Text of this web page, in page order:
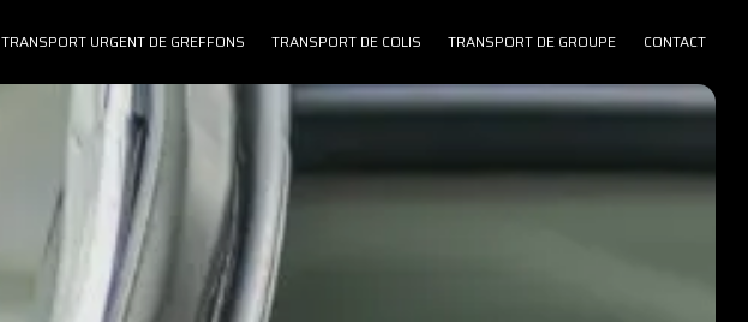
TRANSPORT URGENT DE GREFFONS TRANSPORT DE COLIS TRANSPORT DE GROUPE CONTACT